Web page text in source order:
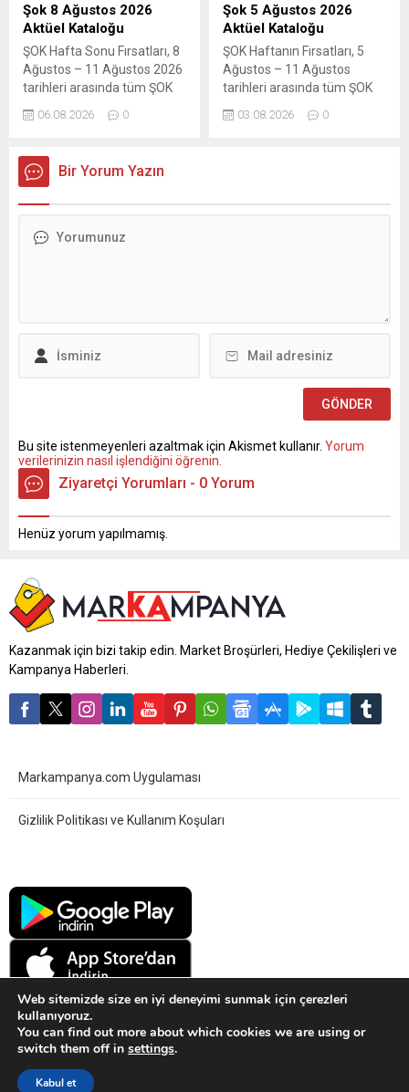
Şok 8 Ağustos 2026
Aktüel Kataloğu
ŞOK Hafta Sonu Fırsatları, 8
Ağustos – 11 Ağustos 2026
tarihleri arasında tüm ŞOK
ürünler broşürü 3 sayfadan
Ağustos 2026 aktüel ürünler
kataloğu ile yaz eğlencesi
popüler markaların figür
06.08.2026 0
Şok 5 Ağustos 2026
Aktüel Kataloğu
ŞOK Haftanın Fırsatları, 5
Ağustos – 11 Ağustos
tarihleri arasında tüm ŞOK
ürünler broşürü 6 sayfadan
03.08.2026 0
Bir Yorum Yazın
Bu site istenmeyenleri azaltmak için Akismet kullanır. Yorum
verilerinizin nasıl işlendiğini öğrenin.
Ziyaretçi Yorumları - 0 Yorum
Henüz yorum yapılmamış.
Kazanmak için bizi takip edin. Market Broşürleri, Hediye Çekilişleri ve
Kampanya Haberleri.
Markampanya.com Uygulaması
Gizlilik Politikası ve Kullanım Koşuları
Sitemiz bilgilendirme amaçlıdır. Kampanya ve Çekiliş ayrıntıları için
Web sitemizde size en iyi deneyimi sunmak için çerezleri
kullanıyoruz.
You can find out more about which cookies we are using or
switch them off in settings.
Kabul et